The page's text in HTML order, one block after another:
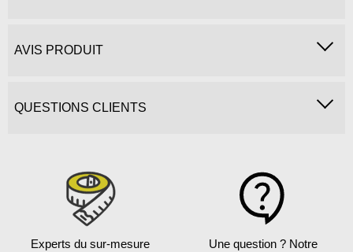
AVIS PRODUIT
QUESTIONS CLIENTS
Experts du sur-mesure
Une question ? Notre